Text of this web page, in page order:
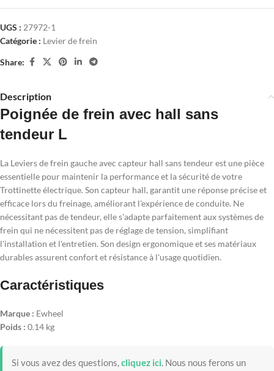
UGS : 27972-1
Catégorie : Levier de frein
Share:
Description
Poignée de frein avec hall sans
tendeur L
La Leviers de frein gauche avec capteur hall sans tendeur est une pièce
essentielle pour maintenir la performance et la sécurité de votre
Trottinette électrique. Son capteur hall, garantit une réponse précise et
efficace lors du freinage, améliorant l'expérience de conduite. Ne
nécessitant pas de tendeur, elle s'adapte parfaitement aux systèmes de
frein qui ne nécessitent pas de réglage de tension, simplifiant
l'installation et l'entretien. Son design ergonomique et ses matériaux
durables assurent confort et résistance à l'usage quotidien.
Caractéristiques
Marque : Ewheel
Poids : 0.14 kg
Si vous avez des questions,cliquez ici. Nous nous ferons un